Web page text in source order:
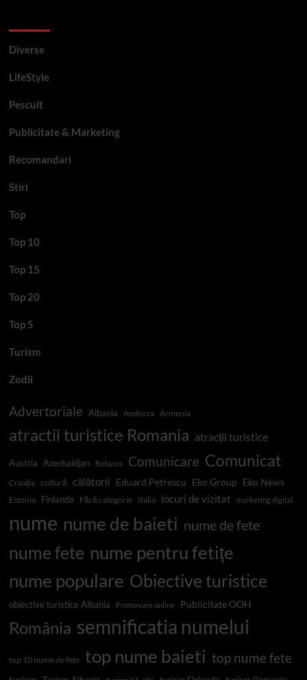
Diverse
LifeStyle
Pescuit
Publicitate & Marketing
Recomandari
Stiri
Top
Top 10
Top 15
Top 20
Top 5
Turism
Zodii
Advertoriale Albania Andorra Armenia
atractii turistice Romania atracții turistice
Austria Azerbaidjan Belarus Comunicare Comunicat
Croația cultură călătorii Eduard Petrescu Eko Group Eko News
Estonia Finlanda Fără categorie Italia locuri de vizitat marketing digital
nume nume de baieti nume de fete
nume fete nume pentru fetițe
nume populare Obiective turistice
obiective turistice Albania Promovare online Publicitate OOH
România semnificatia numelui
top 10 nume de fete top nume baieti top nume fete